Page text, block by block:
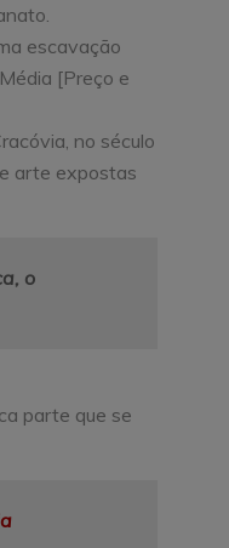
escavação
[Preço e
no século
arte expostas
o
parte que se